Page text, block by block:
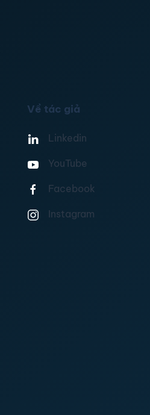
Về tác giả
Linkedin
YouTube
Facebook
Instagram